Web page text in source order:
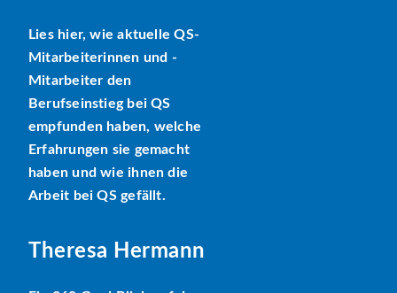
Lies hier, wie aktuelle QS-
Mitarbeiterinnen und -
Mitarbeiter den
Berufseinstieg bei QS
empfunden haben, welche
Erfahrungen sie gemacht
haben und wie ihnen die
Arbeit bei QS gefällt.
Theresa Hermann